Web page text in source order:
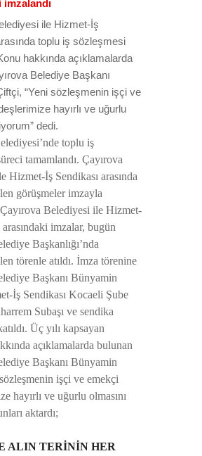
ile Hizmet-İş
toplu iş sözleşmesi
hakkında açıklamalarda
Belediye Başkanı
“Yeni sözleşmenin işçi ve
hayırlı ve uğurlu
dedi.
toplu iş
tamamlandı. Çayırova
Hizmet-İş Sendikası arasında
görüşmeler imzayla
Belediyesi ile Hizmet-
arasındaki imzalar, bugün
Başkanlığı’nda
törenle atıldı. İmza törenine
Başkanı Bünyamin
İş Sendikası Kocaeli Şube
Subaşı ve sendika
Üç yılı kapsayan
açıklamalarda bulunan
Başkanı Bünyamin
işçi ve emekçi
hayırlı ve uğurlu olmasını
aktardı;
ALIN TERİNİN HER